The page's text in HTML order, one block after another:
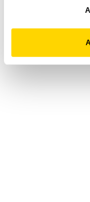
website niet optimaal